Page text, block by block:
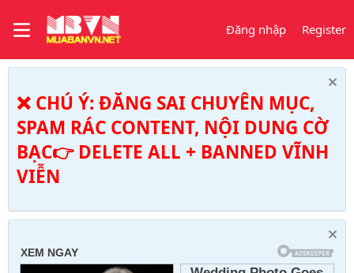
Đăng nhập Register
❌ CHÚ Ý: ĐĂNG SAI CHUYÊN MỤC,
SPAM RÁC CONTENT, NỘI DUNG CỜ
BẠC👉 DELETE ALL + BANNED VĨNH
VIỄN